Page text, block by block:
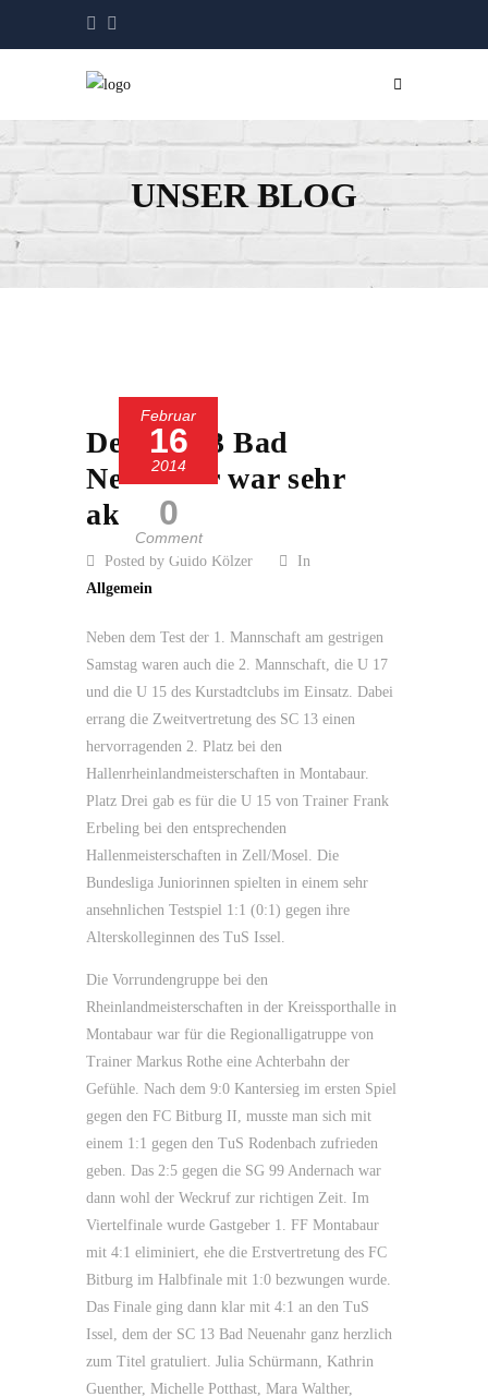
UNSER BLOG
Februar
16
2014
0
Comment
Der SC 13 Bad
Neuenahr war sehr
aktiv
Posted by Guido Kölzer
In
Allgemein
Neben dem Test der 1. Mannschaft am gestrigen
Samstag waren auch die 2. Mannschaft, die U 17
und die U 15 des Kurstadtclubs im Einsatz. Dabei
errang die Zweitvertretung des SC 13 einen
hervorragenden 2. Platz bei den
Hallenrheinlandmeisterschaften in Montabaur.
Platz Drei gab es für die U 15 von Trainer Frank
Erbeling bei den entsprechenden
Hallenmeisterschaften in Zell/Mosel. Die
Bundesliga Juniorinnen spielten in einem sehr
ansehnlichen Testspiel 1:1 (0:1) gegen ihre
Alterskolleginnen des TuS Issel.
Die Vorrundengruppe bei den
Rheinlandmeisterschaften in der Kreissporthalle in
Montabaur war für die Regionalligatruppe von
Trainer Markus Rothe eine Achterbahn der
Gefühle. Nach dem 9:0 Kantersieg im ersten Spiel
gegen den FC Bitburg II, musste man sich mit
einem 1:1 gegen den TuS Rodenbach zufrieden
geben. Das 2:5 gegen die SG 99 Andernach war
dann wohl der Weckruf zur richtigen Zeit. Im
Viertelfinale wurde Gastgeber 1. FF Montabaur
mit 4:1 eliminiert, ehe die Erstvertretung des FC
Bitburg im Halbfinale mit 1:0 bezwungen wurde.
Das Finale ging dann klar mit 4:1 an den TuS
Issel, dem der SC 13 Bad Neuenahr ganz herzlich
zum Titel gratuliert. Julia Schürmann, Kathrin
Guenther, Michelle Potthast, Mara Walther,